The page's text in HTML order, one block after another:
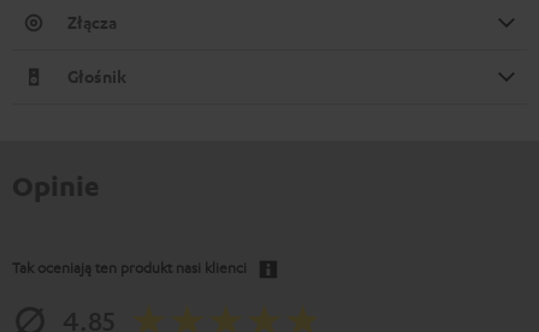
Złącza
Głośnik
Tak oceniają ten produkt nasi klienci